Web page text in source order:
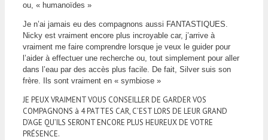
ou, « humanoïdes »
Je n’ai jamais eu des compagnons aussi FANTASTIQUES.
Nicky est vraiment encore plus incroyable car, j’arrive à
vraiment me faire comprendre lorsque je veux le guider pour
l’aider à effectuer une recherche ou, tout simplement pour aller
dans l’eau par des accès plus facile. De fait, Silver suis son
frère. Ils sont vraiment en « symbiose »
JE PEUX VRAIMENT VOUS CONSEILLER DE GARDER VOS
COMPAGNONS à 4 PATTES CAR, C’EST LORS DE LEUR GRAND
D’AGE QU’ILS SERONT ENCORE PLUS HEUREUX DE VOTRE
PRÉSENCE.